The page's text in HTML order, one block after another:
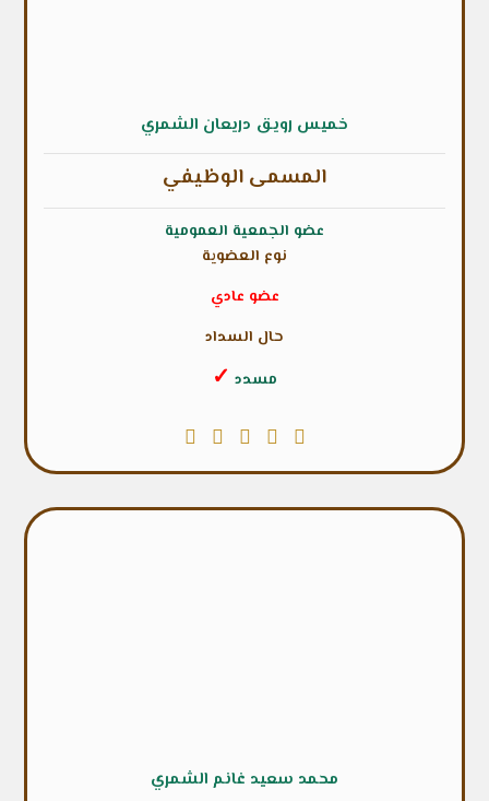
خميس رويق دريعان الشمري
المسمى الوظيفي
عضو الجمعية العمومية
نوع العضوية
عضو عادي
حال السداد
مسدد ✓
محمد سعيد غانم الشمري